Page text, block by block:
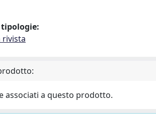
rivista
associati a questo prodotto.